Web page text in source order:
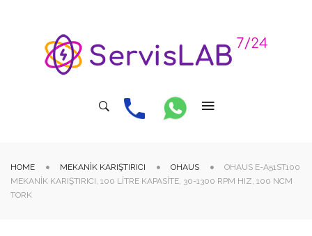
HOME MEKANIK KARIŞTIRICI OHAUS
OHAUS E-A51ST100
MEKANIK KARIŞTIRICI, 100 LITRE KAPASITE, 30-1300 RPM HIZ, 100 NCM
TORK